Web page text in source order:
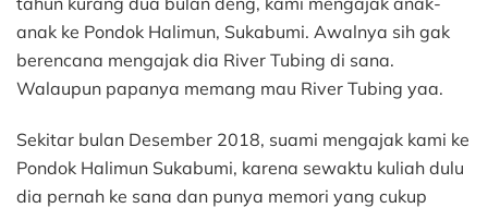
River
Tubing
Pondok
Halimun
anak ke Pondok Halimun, Sukabumi. Awalnya sih gak
berencana mengajak dia River Tubing di sana.
Walaupun papanya memang mau River Tubing yaa.
Sekitar bulan Desember 2018, suami mengajak kami ke
Pondok Halimun Sukabumi, karena sewaktu kuliah dulu
dia pernah ke sana dan punya memori yang cukup